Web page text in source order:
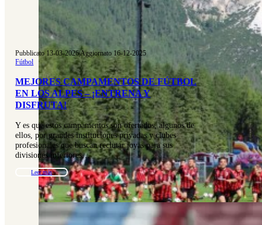
Pubblicato 13-03-2026|Aggiornato 16-12-2025
Fútbol
MEJORES CAMPAMENTOS DE FÚTBOL
EN LOS ALPES – ¡ENTRENA Y
DISFRUTA!
Y es que estos campamentos son ofertados, algunos de
ellos, por grandes instituciones privadas y clubes
profesionales que buscan reclutar joyas para sus
divisiones inferiores…
Leer más